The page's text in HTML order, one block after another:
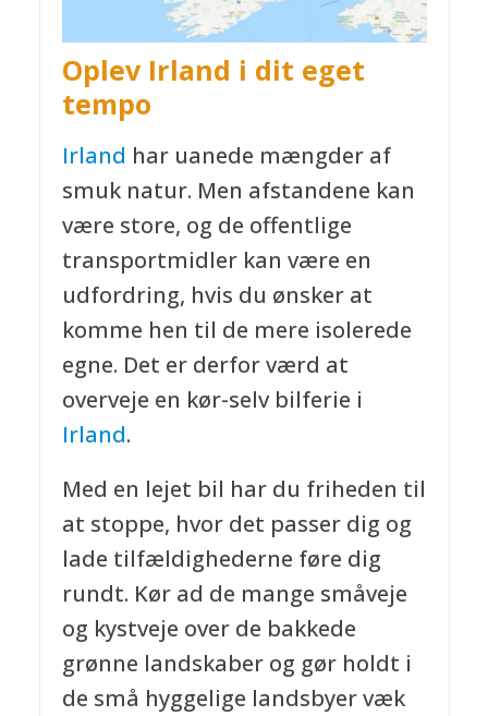
Oplev Irland i dit eget
tempo
Irland har uanede mængder af
smuk natur. Men afstandene kan
være store, og de offentlige
transportmidler kan være en
udfordring, hvis du ønsker at
komme hen til de mere isolerede
egne. Det er derfor værd at
overveje en kør-selv bilferie i
Irland.
Med en lejet bil har du friheden til
at stoppe, hvor det passer dig og
lade tilfældighederne føre dig
rundt. Kør ad de mange småveje
og kystveje over de bakkede
grønne landskaber og gør holdt i
de små hyggelige landsbyer væk